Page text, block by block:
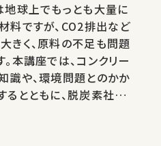
地球上でもっとも大量に
料ですが、CO2排出など
きく、原料の不足も問題
。本講座では、コンクリー
識や、環境問題とのかか
るとともに、脱炭素社会